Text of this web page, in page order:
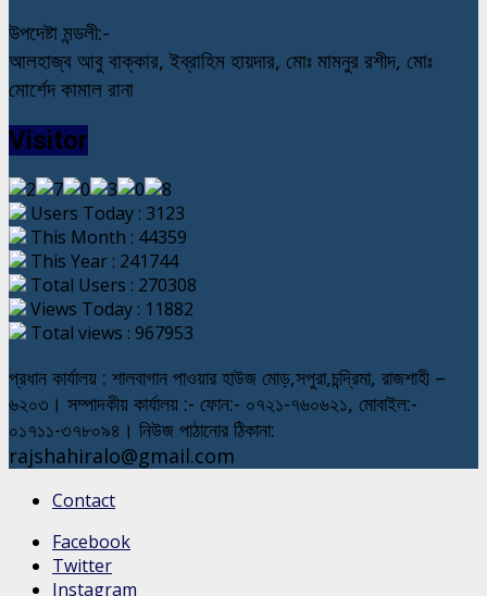
উপদেষ্টা মন্ডলী:-
আলহাজ্ব আবু বাক্কার, ইব্রাহিম হায়দার, মোঃ মামনুর রশীদ, মোঃ
মোর্শেদ কামাল রানা
Visitor
Users Today : 3123
This Month : 44359
This Year : 241744
Total Users : 270308
Views Today : 11882
Total views : 967953
প্রধান কার্যালয় : শালবাগান পাওয়ার হাউজ মোড়,সপুরা,চন্দ্রিমা, রাজশাহী –
৬২০৩। সম্পাদকীয় কার্যালয় :- ফোন:- ০৭২১-৭৬০৬২১, মোবাইল:-
০১৭১১-৩৭৮০৯৪। নিউজ পাঠানোর ঠিকানা:
rajshahiralo@gmail.com
Contact
Facebook
Twitter
Instagram